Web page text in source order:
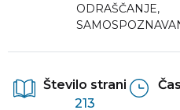
ODRAŠČANJE,
Število strani
213